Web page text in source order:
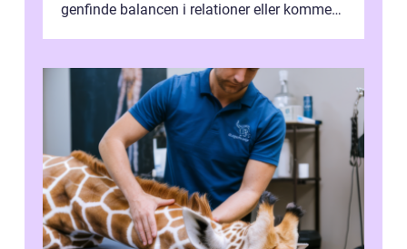
genfinde balancen i relationer eller komme